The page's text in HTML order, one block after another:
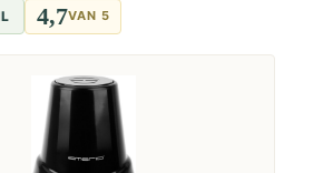
4,7VAN 5